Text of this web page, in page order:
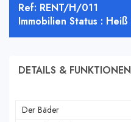
Ref: RENT/H/011
Immobilien Status : Heiß
DETAILS & FUNKTIONEN
Der Bäder